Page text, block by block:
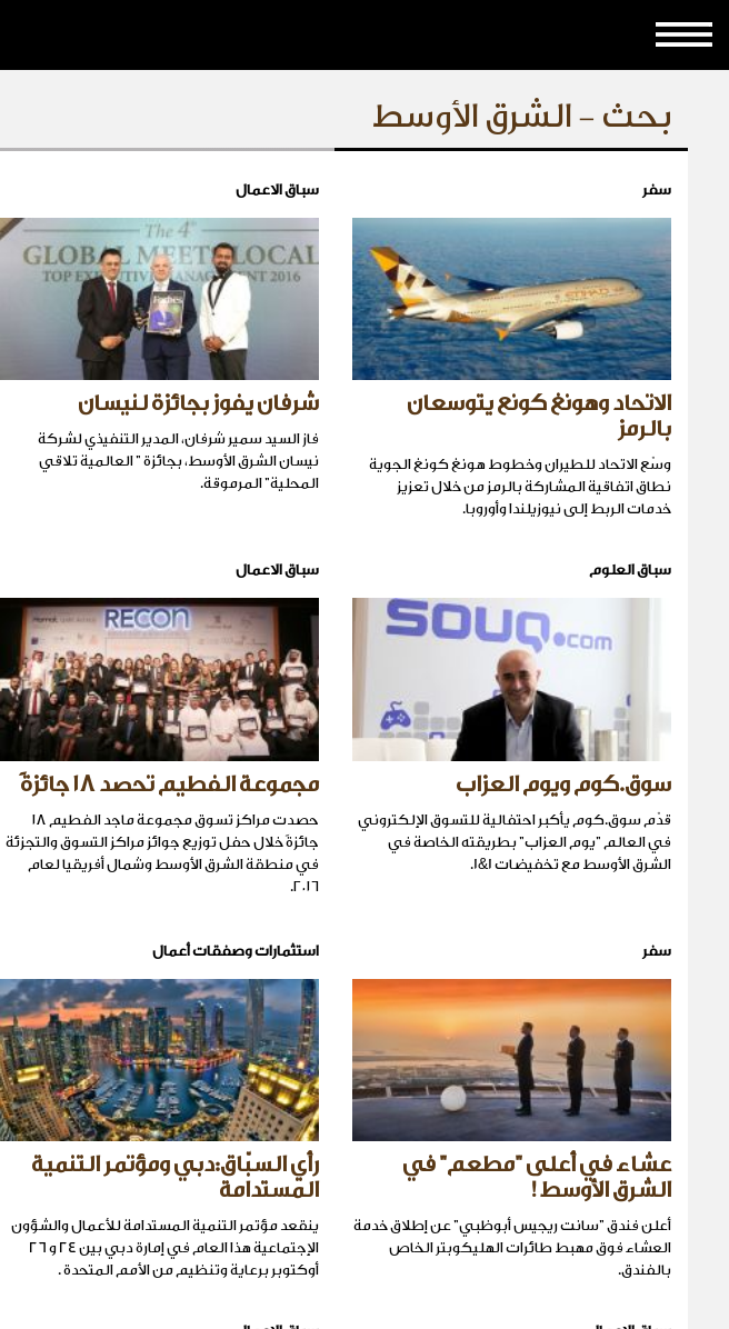
بحث - الشرق الأوسط
سفر
الاتحاد وهونغ كونع يتوسعان
بالرمز
وسّع الاتحاد للطيران وخطوط هونغ كونغ الجوية
نطاق اتفاقية المشاركة بالرمز من خلال تعزيز
خدمات الربط إلى نيوزيلندا وأوروبا.
سباق الاعمال
شرفان يفوز بجائزة لنيسان
فاز السيد سمير شرفان، المدير التنفيذي لشركة
نيسان الشرق الأوسط، بجائزة " العالمية تلاقي
المحلية" المرموقة.
سباق العلوم
سوق.كوم ويوم العزاب
قدّم سوق.كوم يأكبر احتفالية للتسوق الإلكتروني
في العالم "يوم العزاب" بطريقته الخاصة في
الشرق الأوسط مع تخفيضات 1&1.
سباق الاعمال
مجموعة الفطيم تحصد ١٨ جائزةً
حصدت مراكز تسوق مجموعة ماجد الفطيم ١٨
جائزةً خلال حفل توزيع جوائز مراكز التسوق والتجزئة
في منطقة الشرق الأوسط وشمال أفريقيا لعام
٢٠١٦.
سفر
عشاء في أعلى "مطعم" في
الشرق الأوسط!
أعلن فندق "سانت ريجيس أبوظبي" عن إطلاق خدمة
العشاء فوق مهبط طائرات الهليكوبتر الخاص
بالفندق.
استثمارات وصفقات أعمال
رأي السبّاق:دبي ومؤتمر التنمية
المستدامة
ينقعد مؤتمر التنمية المستدامة للأعمال والشؤون
الإجتماعية هذا العام في إمارة دبي بين 24 و 26
أوكتوبر برعاية وتنظيم من الأمم المتحدة .